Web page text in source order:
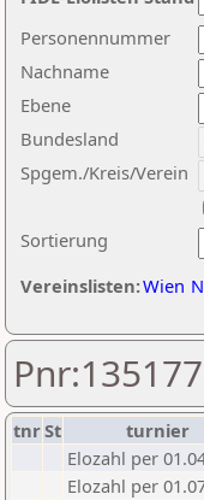
Nachname
Ebene
Sortierung
Personennummer
Bundesland
Spgem./Kreis/Verein
Vereinslisten:Wien
tnrSt turnier
Elozahl per
Elozahl per